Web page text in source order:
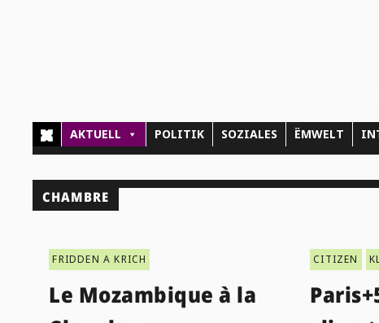
AKTUELL POLITIK SOZIALES ËMWELT
CHAMBRE
FRIDDEN A KRICH
Le Mozambique à la
CITIZEN